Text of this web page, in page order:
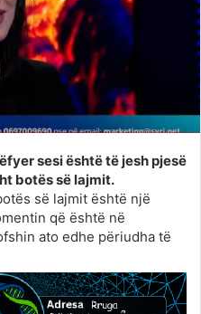
sesi është të jesh pjesë
botës së lajmit.
së lajmit është një
që është në
ato edhe përiudha të